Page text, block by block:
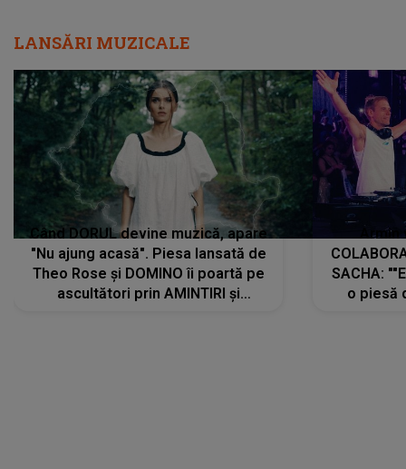
LANSĂRI MUZICALE
Când DORUL devine muzică, apare
"Nu ajung acasă". Piesa lansată de
Theo Rose și DOMINO îi poartă pe
ascultători prin AMINTIRI și
SACHA:
o piesă